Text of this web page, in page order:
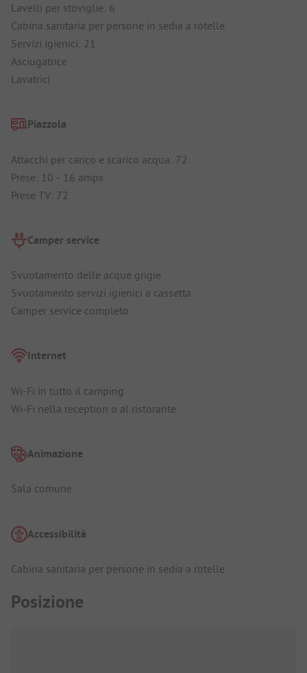
Lavelli per stoviglie: 6
Cabina sanitaria per persone in sedia a rotelle
Servizi igienici: 21
Asciugatrice
Lavatrici
Piazzola
Attacchi per carico e scarico acqua: 72
Prese: 10 - 16 amps
Prese TV: 72
Camper service
Svuotamento delle acque grigie
Svuotamento servizi igienici a cassetta
Camper service completo
Internet
Wi-Fi in tutto il camping
Wi-Fi nella reception o al ristorante
Animazione
Sala comune
Accessibilità
Cabina sanitaria per persone in sedia a rotelle
Posizione